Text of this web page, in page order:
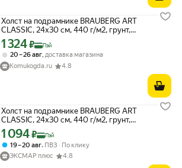
Холст на подрамнике BRAUBERG ART
CLASSIC, 24х30 см, 440 г/м2, грунт,
100% хлопок, крупное зерно, 190644,
190644
Цена с картой Яндекс Пэй 1324 ₽ вместо
1 324₽ Пэй
20 – 26 авг доставка магазина
Komukogda.ru
4.8
Холст на подрамнике BRAUBERG ART
CLASSIC, 24х30 см, 440 г/м2, грунт,
100% хлопок, крупное зерно, 190644
Цена с картой Яндекс Пэй 1094 ₽ вместо
1 094₽ Пэй
19 – 20 авг, ПВЗ
По клику
ЭКСМАР плюс
4.8